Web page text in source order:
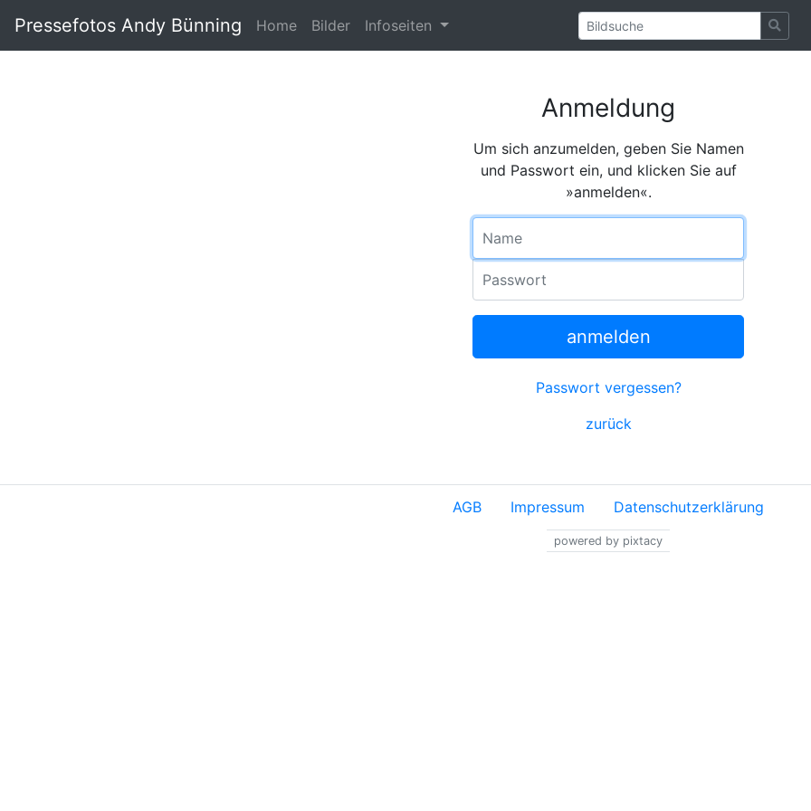
Pressefotos Andy Bünning Home Bilder Infoseiten
Anmeldung
Um sich anzumelden, geben Sie Namen
und Passwort ein, und klicken Sie auf
»anmelden«.
anmelden
Passwort vergessen?
zurück
AGB Impressum Datenschutzerklärung
powered by pixtacy